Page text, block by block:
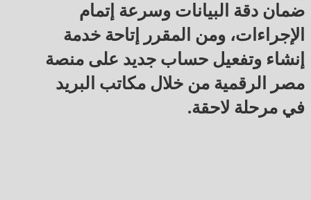
ضمان دقة البيانات وسرعة إتمام
الإجراءات، ومن المقرر إتاحة خدمة
إنشاء وتفعيل حساب جديد على منصة
مصر الرقمية من خلال مكاتب البريد
في مرحلة لاحقة.